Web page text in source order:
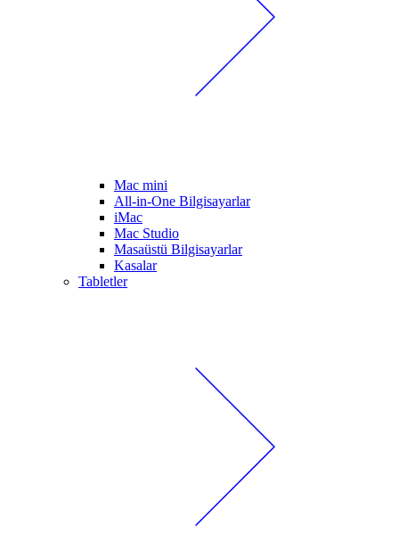
Mac mini
All-in-One Bilgisayarlar
iMac
Mac Studio
Masaüstü Bilgisayarlar
Kasalar
Tabletler